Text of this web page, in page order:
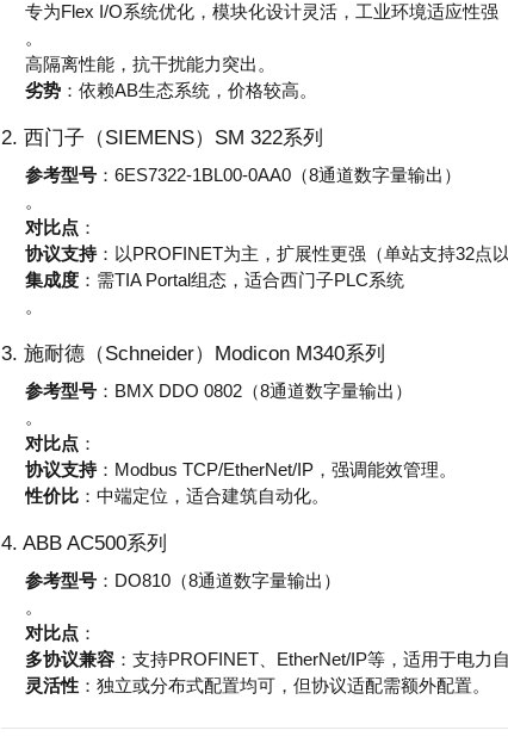
专为Flex I/O系统优化，模块化设计灵活，工业环境适应性强
。
高隔离性能，抗干扰能力突出。
劣势 ：依赖AB生态系统，价格较高。
2. 西门子（SIEMENS）SM 322系列
参考型号 ：6ES7322-1BL00-0AA0（8通道数字量输出）
。
对比点 ：
协议支持：以PROFINET为主，扩展性更强（单站支持32点以
集成度 ：需TIA Portal组态，适合西门子PLC系统
。
3. 施耐德（Schneider）Modicon M340系列
参考型号 ：BMX DDO 0802（8通道数字量输出）
。
对比点 ：
协议支持：Modbus TCP/EtherNet/IP，强调能效管理。
性价比 ：中端定位，适合建筑自动化。
4. ABB AC500系列
参考型号 ：DO810（8通道数字量输出）
。
对比点 ：
多协议兼容 ：支持PROFINET、EtherNet/IP等，适用于电力自
灵活性 ：独立或分布式配置均可，但协议适配需额外配置。